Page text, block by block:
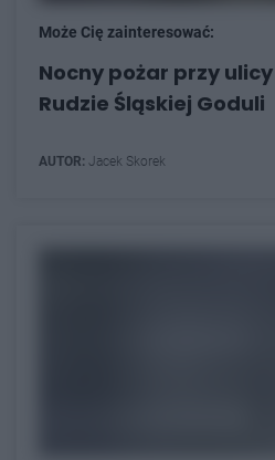
Może Cię zainteresować:
Nocny pożar przy
Rudzie Śląskiej Goduli
AUTOR: Jacek Skorek